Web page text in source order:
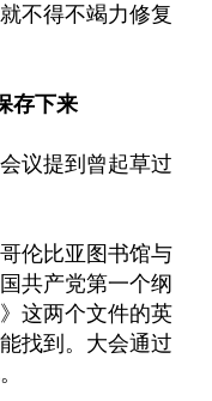
不得不竭力修复
存下来
议提到曾起草过
伦比亚图书馆与
共产党第一个纲
这两个文件的英
找到。大会通过